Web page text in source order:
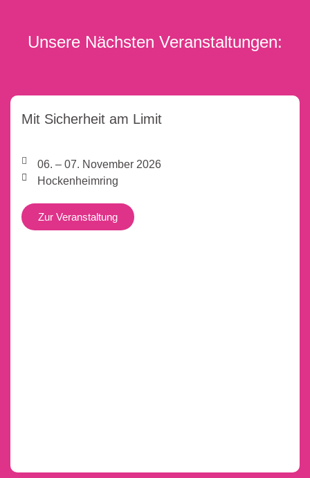
Unsere Nächsten Veranstaltungen:
Mit Sicherheit am Limit
06. – 07. November 2026
Hockenheimring
Zur Veranstaltung